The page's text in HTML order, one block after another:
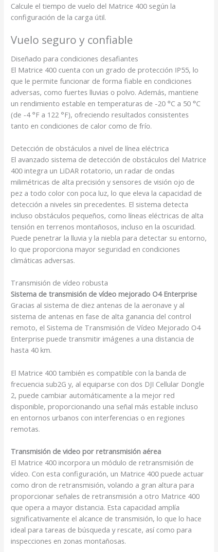
Calcule el tiempo de vuelo del Matrice 400 según la
configuración de la carga útil.
Vuelo seguro y confiable
Diseñado para condiciones desafiantes
El Matrice 400 cuenta con un grado de protección IP55, lo
que le permite funcionar de forma fiable en condiciones
adversas, como fuertes lluvias o polvo. Además, mantiene
un rendimiento estable en temperaturas de -20 °C a 50 °C
(de -4 °F a 122 °F), ofreciendo resultados consistentes
tanto en condiciones de calor como de frío.
Detección de obstáculos a nivel de línea eléctrica
El avanzado sistema de detección de obstáculos del Matrice
400 integra un LiDAR rotatorio, un radar de ondas
milimétricas de alta precisión y sensores de visión ojo de
pez a todo color con poca luz, lo que eleva la capacidad de
detección a niveles sin precedentes. El sistema detecta
incluso obstáculos pequeños, como líneas eléctricas de alta
tensión en terrenos montañosos, incluso en la oscuridad.
Puede penetrar la lluvia y la niebla para detectar su entorno,
lo que proporciona mayor seguridad en condiciones
climáticas adversas.
Transmisión de vídeo robusta
Sistema de transmisión de vídeo mejorado O4 Enterprise
Gracias al sistema de diez antenas de la aeronave y al
sistema de antenas en fase de alta ganancia del control
remoto, el Sistema de Transmisión de Vídeo Mejorado O4
Enterprise puede transmitir imágenes a una distancia de
hasta 40 km.
El Matrice 400 también es compatible con la banda de
frecuencia sub2G y, al equiparse con dos DJI Cellular Dongle
2, puede cambiar automáticamente a la mejor red
disponible, proporcionando una señal más estable incluso
en entornos urbanos con interferencias o en regiones
remotas.
Transmisión de video por retransmisión aérea
El Matrice 400 incorpora un módulo de retransmisión de
vídeo. Con esta configuración, un Matrice 400 puede actuar
como dron de retransmisión, volando a gran altura para
proporcionar señales de retransmisión a otro Matrice 400
que opera a mayor distancia. Esta capacidad amplía
significativamente el alcance de transmisión, lo que lo hace
ideal para tareas de búsqueda y rescate, así como para
inspecciones en zonas montañosas.